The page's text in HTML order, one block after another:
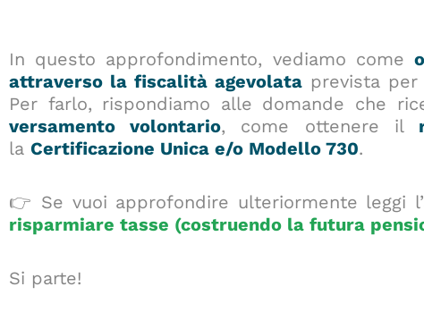
In questo approfondimento, vediamo come
attraverso la fiscalità agevolata prevista
Per farlo, rispondiamo alle domande che
versamento volontario, come ottenere il
la Certificazione Unica e/o Modello 730.
👉 Se vuoi approfondire ulteriormente leggi
risparmiare tasse (costruendo la futura
Si parte!